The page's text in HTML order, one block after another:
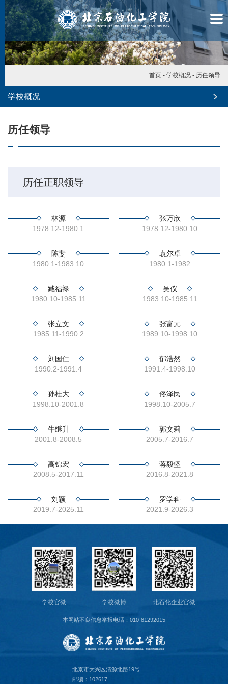
概
生
教
首页 - 学校概况 - 历任领导
学校概况
历任领导
历任正职领导
林源
1978.12-1980.1
张万欣
1978.12-1980.10
陈斐
1980.1-1983.10
袁尔卓
1980.1-1982
臧福禄
1980.10-1985.11
吴仪
1983.10-1985.11
张立文
1985.11-1990.2
张富元
1989.10-1998.10
刘国仁
1990.2-1991.4
郁浩然
1991.4-1998.10
孙桂大
1998.10-2001.8
佟泽民
1998.10-2005.7
牛继升
2001.8-2008.5
郭文莉
2005.7-2016.7
高锦宏
2008.5-2017.11
蒋毅坚
2016.8-2021.8
刘颖
2019.7-2025.11
罗学科
2021.9-2026.3
学校官微 学校微博 北石化企业官微
本网站不良信息举报电话：010-81292015
北京市大兴区清源北路19号
邮编：102617